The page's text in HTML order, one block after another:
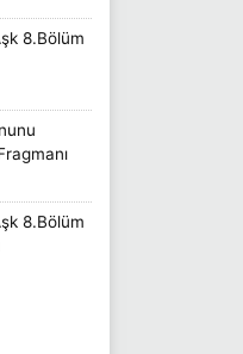
8.Bölüm
8.Bölüm